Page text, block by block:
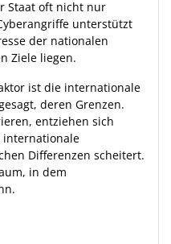
Staat oft nicht nur
unterstützt
der nationalen
Ziele liegen.
ist die internationale
deren Grenzen.
entziehen sich
internationale
Differenzen scheitert.
in dem